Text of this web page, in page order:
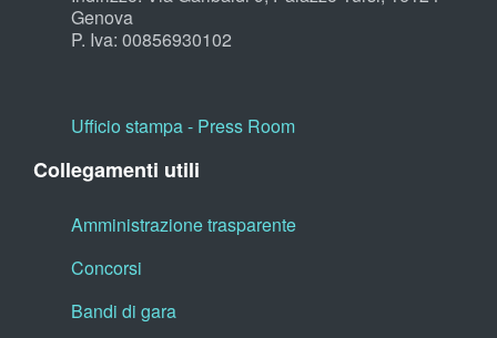
Genova
P. Iva: 00856930102
Ufficio stampa - Press Room
Collegamenti utili
Amministrazione trasparente
Concorsi
Bandi di gara